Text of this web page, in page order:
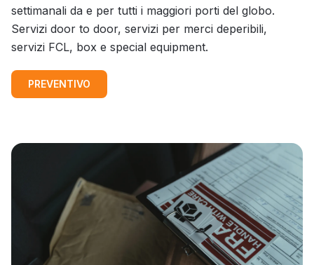
settimanali da e per tutti i maggiori porti del globo.
Servizi door to door, servizi per merci deperibili,
servizi FCL, box e special equipment.
PREVENTIVO